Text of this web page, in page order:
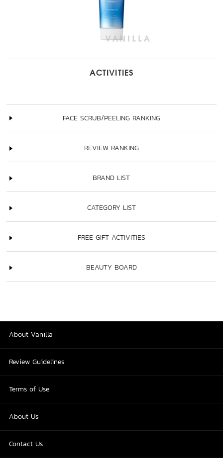
ACTIVITIES
FACE SCRUB/PEELING RANKING
REVIEW RANKING
BRAND LIST
CATEGORY LIST
FREE GIFT ACTIVITIES
BEAUTY BOARD
About Vanilla
Review Guidelines
Terms of Use
About Us
Contact Us